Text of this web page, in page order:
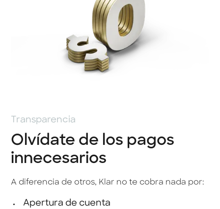
Transparencia
Olvídate de los pagos
innecesarios
A diferencia de otros, Klar no te cobra nada por:
Apertura de cuenta